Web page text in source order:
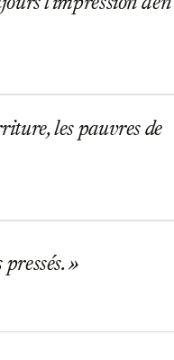
les pauvres de